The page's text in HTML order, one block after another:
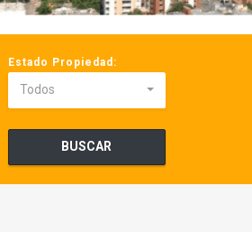
Estado Propiedad:
Todos
BUSCAR